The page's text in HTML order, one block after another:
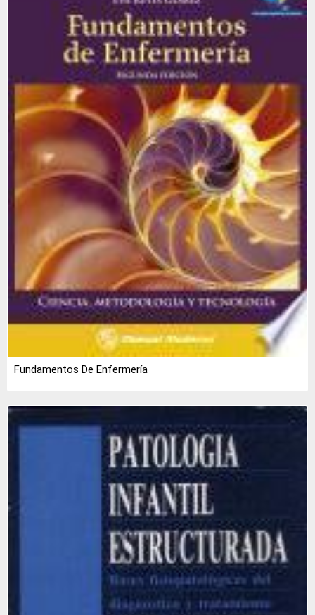
Fundamentos De Enfermería